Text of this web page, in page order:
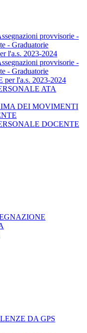
provvisorie -
- Graduatorie
l'a.s. 2023-2024
provvisorie -
- Graduatorie
l'a.s. 2023-2024
ATA
DEI MOVIMENTI
DOCENTE
DA GPS